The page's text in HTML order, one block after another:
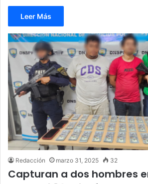
Leer Más
Redacción marzo 31, 2025 32
Capturan a dos hombres